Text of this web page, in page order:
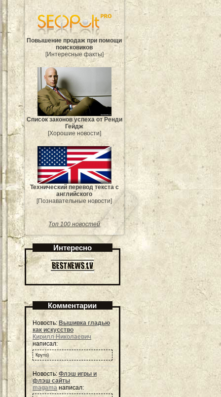
Повышение продаж при помощи
поисковиков
[Интересные факты]
Список законов успеха от Ренди
Гейдж
[Хорошие новости]
Технический перевод текста с
английского
[Познавательные новости]
Топ 100 новостей
Интересно
Комментарии
Новость: Вышивка гладью
как искусство
Кирилл Николаевич
написал:
Круто)
Новость: Флэш игры и
флэш сайты
magama написал: